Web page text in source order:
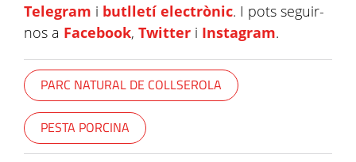
Telegram i butlletí electrònic. I pots seguir-
nos a Facebook, Twitter i Instagram.
PARC NATURAL DE COLLSEROLA
PESTA PORCINA